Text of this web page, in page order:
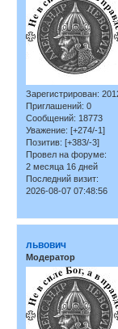
Зарегистрирован:
Приглашений: 0
Сообщений: 18773
Уважение: [+274/-1]
Позитив: [+383/-3]
Провел на форуме:
2 месяца 16 дней
Последний визит:
2026-08-07 07:48:56
львович
Модератор